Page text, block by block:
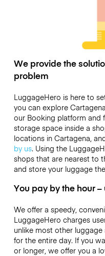
We provide the
problem
LuggageHero is here to
you can explore
our Booking platform and
storage space inside a
locations in Cartagena,
by us. Using the
shops that are nearest to
and store your luggage
You pay by the hour
We offer a speedy,
LuggageHero charges
unlike most other
for the entire day. If you
or longer, we offer you a